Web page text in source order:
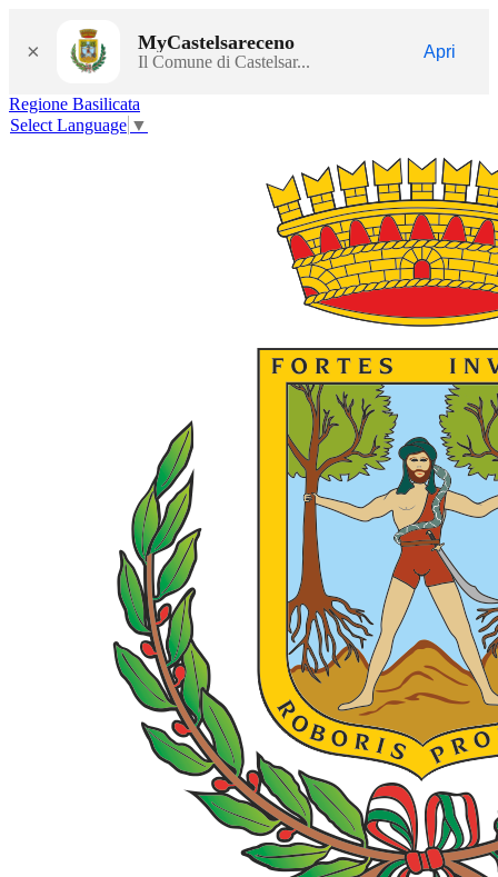
× MyCastelsareceno
Il Comune di Castelsar...
Apri
Regione Basilicata
Select Language ▼